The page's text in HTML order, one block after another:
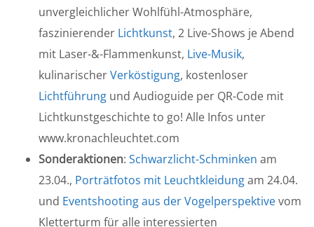
unvergleichlicher Wohlfühl-Atmosphäre,
faszinierender Lichtkunst, 2 Live-Shows je Abend
mit Laser-&-Flammenkunst, Live-Musik,
kulinarischerVerköstigung, kostenloser
Lichtführung und Audioguide per QR-Code mit
Lichtkunstgeschichte to go! Alle Infos unter
www.kronachleuchtet.com
Sonderaktionen: Schwarzlicht-Schminken am
23.04., Porträtfotos mit Leuchtkleidungam 24.04.
und Eventshooting aus der Vogelperspektivevom
Kletterturm für alle interessierten